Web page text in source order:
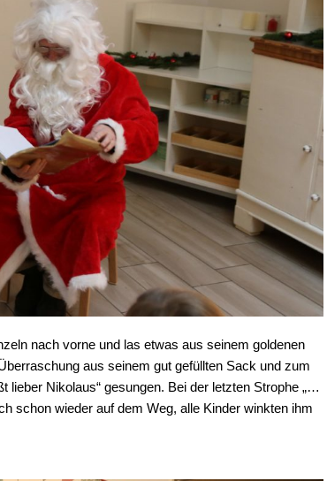
nach vorne und las etwas aus seinem goldenen
aus seinem gut gefüllten Sack und zum
lieber Nikolaus“ gesungen. Bei der letzten Strophe „…
schon wieder auf dem Weg, alle Kinder winkten ihm